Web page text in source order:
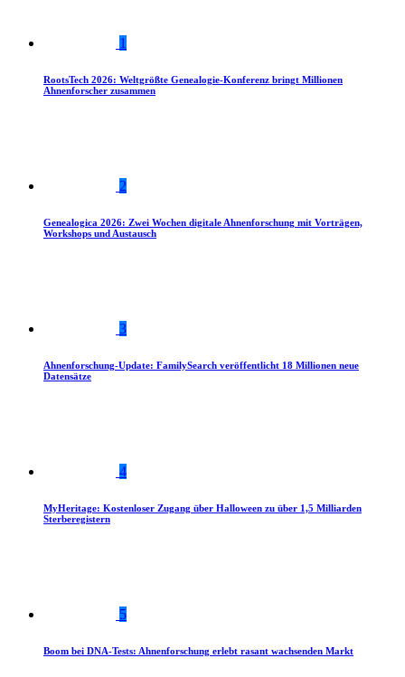
1
RootsTech 2026: Weltgrößte Genealogie-Konferenz bringt Millionen
Ahnenforscher zusammen
2
Genealogica 2026: Zwei Wochen digitale Ahnenforschung mit Vorträgen,
Workshops und Austausch
3
Ahnenforschung-Update: FamilySearch veröffentlicht 18 Millionen neue
Datensätze
4
MyHeritage: Kostenloser Zugang über Halloween zu über 1,5 Milliarden
Sterberegistern
5
Boom bei DNA-Tests: Ahnenforschung erlebt rasant wachsenden Markt